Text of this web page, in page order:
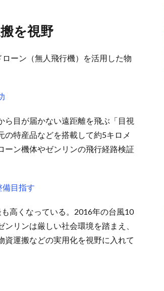
を視野
ーン（無人飛行機）を活用した物
目が届かない遠距離を飛ぶ「目視
特産品などを搭載して約5キロメ
ーン機体やゼンリンの飛行経路検証
備目指す
高くなっている。2016年の台風10
リンは厳しい社会環境を踏まえ、
資運搬などの実用化を視野に入れて